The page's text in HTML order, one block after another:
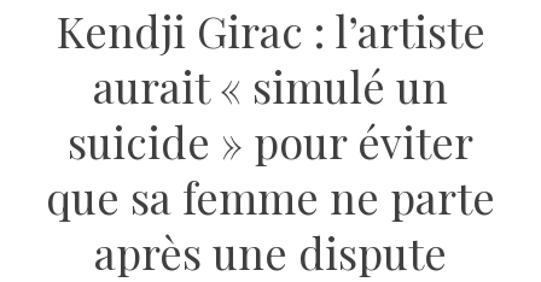
Kendji Girac : l’artiste
aurait « simulé un
suicide » pour éviter
que sa femme ne parte
après une dispute